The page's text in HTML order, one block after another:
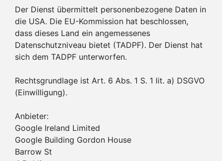
Der Dienst übermittelt personenbezogene Daten in
die USA. Die EU-Kommission hat beschlossen,
dass dieses Land ein angemessenes
Datenschutzniveau bietet (TADPF). Der Dienst hat
sich dem TADPF unterworfen.
Rechtsgrundlage ist Art. 6 Abs. 1 S. 1 lit. a) DSGVO
(Einwilligung).
Anbieter:
Google Ireland Limited
Google Building Gordon House
Barrow St